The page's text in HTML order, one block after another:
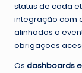
status de cada
integração com
alinhados a
obrigações
Os dashboards